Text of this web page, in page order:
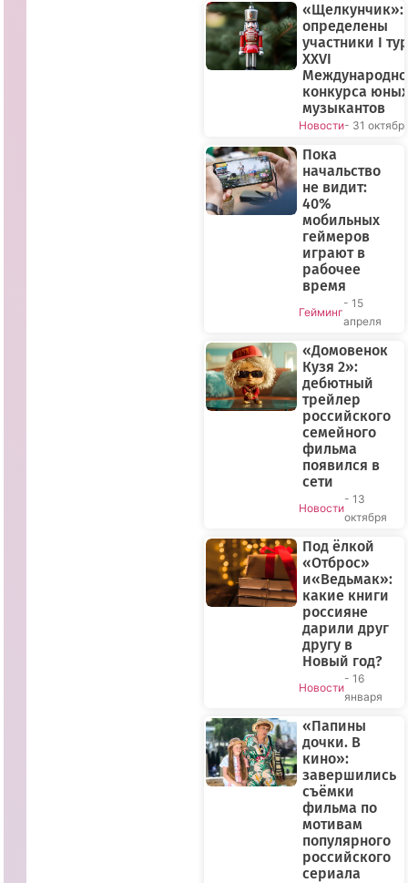
«Щелкунчик»:
определены
участники I
XXVI
конкурса юных
музыкантов
Новости- 31
Пока
начальство
не видит:
40%
мобильных
геймеров
играют в
рабочее
время
Гейминг
- 15
апреля
«Домовенок
Кузя 2»:
дебютный
трейлер
российского
семейного
фильма
появился в
сети
Новости
- 13
октября
Под ёлкой
«Отброс»
и«Ведьмак»:
какие книги
россияне
дарили друг
другу в
Новый год?
Новости
- 16
января
«Папины
дочки. В
кино»:
завершились
съёмки
фильма по
мотивам
популярного
российского
сериала